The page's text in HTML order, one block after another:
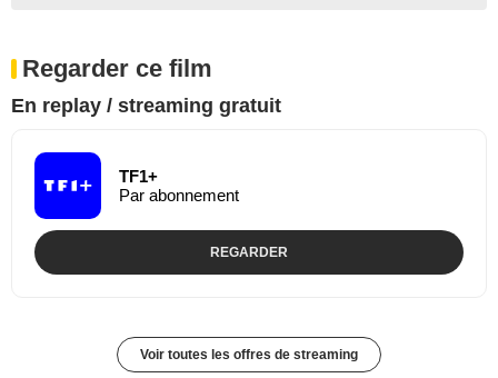
Regarder ce film
En replay / streaming gratuit
TF1+
Par abonnement
REGARDER
Voir toutes les offres de streaming